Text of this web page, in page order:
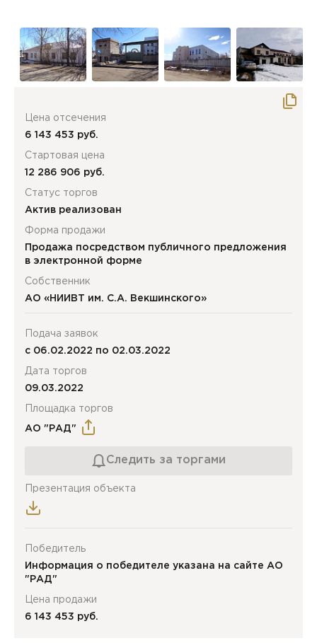
Цена отсечения
6 143 453 руб.
Стартовая цена
12 286 906 руб.
Статус торгов
Актив реализован
Форма продажи
Продажа посредством публичного предложения
в электронной форме
Собственник
АО «НИИВТ им. С.А. Векшинского»
Подача заявок
с 06.02.2022 по 02.03.2022
Дата торгов
09.03.2022
Площадка торгов
АО "РАД"
Следить за торгами
Презентация объекта
Победитель
Информация о победителе указана на сайте АО
"РАД"
Цена продажи
6 143 453 руб.